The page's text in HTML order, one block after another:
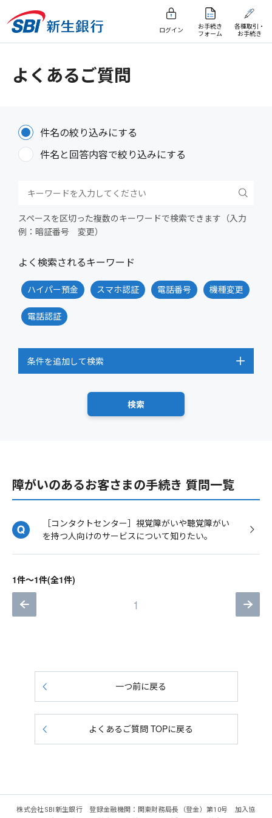
ログイン
お手続き
フォーム
各種取引・
お手続き
よくあるご質問
件名の絞り込みにする
件名と回答内容で絞り込みにする
スペースを区切った複数のキーワードで検索できます（入力
例：暗証番号 変更）
よく検索されるキーワード
ハイパー預金 スマホ認証 電話番号 機種変更
電話認証
条件を追加して検索
障がいのあるお客さまの手続き 質問一覧
［コンタクトセンター］視覚障がいや聴覚障がい
を持つ人向けのサービスについて知りたい。
1件～1件(全1件)
1
一つ前に戻る
よくあるご質問 TOPに戻る
株式会社SBI新生銀行 登録金融機関：関東財務局長（登金）第10号 加入協